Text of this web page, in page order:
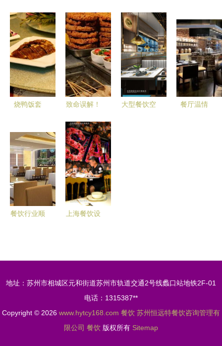
类餐饮的视
觉构图与菜
品展示
餐饮新零售
时代的便携
火锅革命
与团体餐上
门服务的专
家
餐饮加盟的
三大关键要
素
烧鸭饭套
系,食品餐
饮,摄影素
材,汇图网
致命误解！
不适合做餐
饮，你中招
了吗？
大型餐饮空
餐厅温情
餐饮行业顺
上海餐饮设
地址：苏州市相城区元和街道苏州市轨道交通2号线蠡口站地铁2F-01
电话：1315387**
Copyright © 2026 www.hytcy168.com 餐饮 苏州恒远特餐饮咨询管理有
限公司 餐饮 版权所有 Sitemap